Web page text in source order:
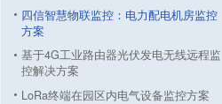
四信智慧物联监控：电力配电机房监控
方案
基于4G工业路由器光伏发电无线远程监
控解决方案
LoRa终端在园区内电气设备监控方案